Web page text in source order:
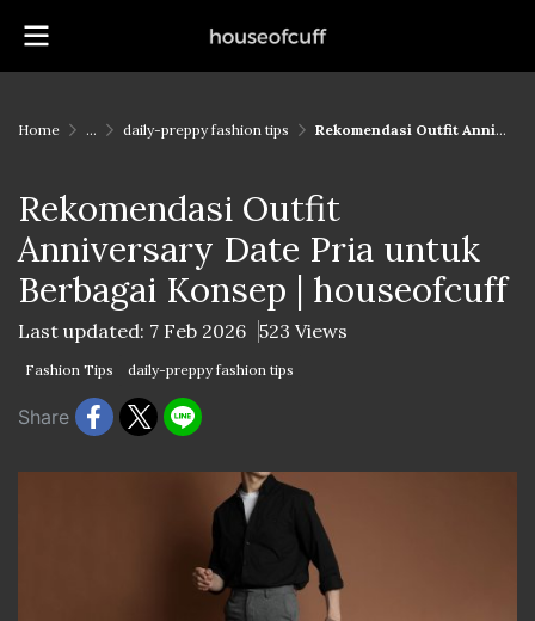
Home ... daily-preppy fashion tips Rekomendasi Outfit Anniversary Date Pria untuk Berbagai Konsep | houseofcuff
Rekomendasi Outfit
Anniversary Date Pria untuk
Berbagai Konsep | houseofcuff
Last updated: 7 Feb 2026 523 Views
Fashion Tips daily-preppy fashion tips
Share